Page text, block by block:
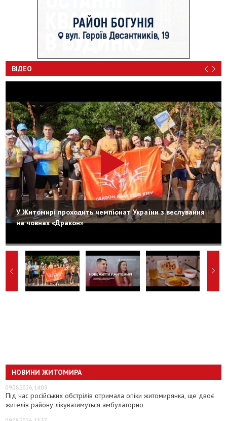
ВІДЕО
У Житомирі проходить чемпіонат України з веслування
на човнах «Дракон»
НОВИНИ ЖИТОМИРА
09.08.2026, 14:09
Під час російських обстрілів отримала опіки житомирянка, ще двоє
жителів району лікуватимуться амбулаторно